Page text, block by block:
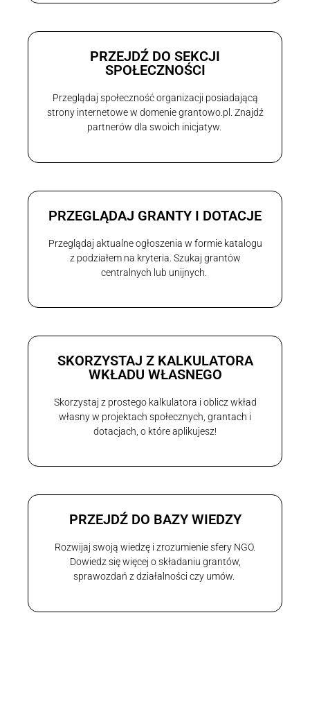
PRZEJDŹ DO SEKCJI
SPOŁECZNOŚCI
Przeglądaj społeczność organizacji posiadającą
strony internetowe w domenie grantowo.pl. Znajdź
partnerów dla swoich inicjatyw.
PRZEGLĄDAJ GRANTY I DOTACJE
Przeglądaj aktualne ogłoszenia w formie katalogu
z podziałem na kryteria. Szukaj grantów
centralnych lub unijnych.
SKORZYSTAJ Z KALKULATORA
WKŁADU WŁASNEGO
Skorzystaj z prostego kalkulatora i oblicz wkład
własny w projektach społecznych, grantach i
dotacjach, o które aplikujesz!
PRZEJDŹ DO BAZY WIEDZY
Rozwijaj swoją wiedzę i zrozumienie sfery NGO.
Dowiedz się więcej o składaniu grantów,
sprawozdań z działalności czy umów.